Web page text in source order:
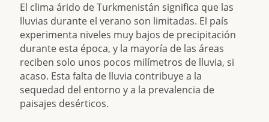
El clima árido de Turkmenistán significa que las
lluvias durante el verano son limitadas. El país
experimenta niveles muy bajos de precipitación
durante esta época, y la mayoría de las áreas
reciben solo unos pocos milímetros de lluvia, si
acaso. Esta falta de lluvia contribuye a la
sequedad del entorno y a la prevalencia de
paisajes desérticos.